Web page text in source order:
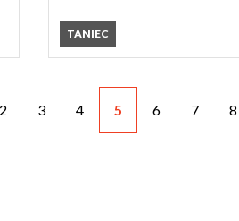
TANIEC
2 3 4 5 6 7 8